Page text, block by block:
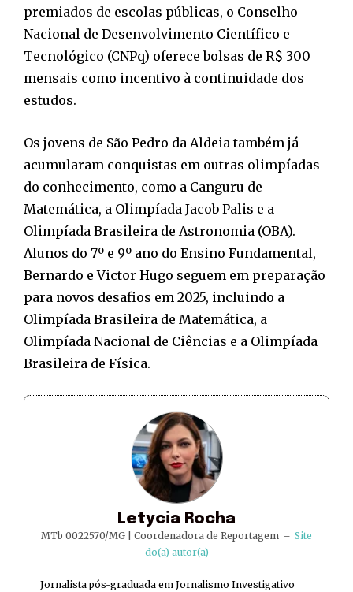
premiados de escolas públicas, o Conselho
Nacional de Desenvolvimento Científico e
Tecnológico (CNPq) oferece bolsas de R$ 300
mensais como incentivo à continuidade dos
estudos.
Os jovens de São Pedro da Aldeia também já
acumularam conquistas em outras olimpíadas
do conhecimento, como a Canguru de
Matemática, a Olimpíada Jacob Palis e a
Olimpíada Brasileira de Astronomia (OBA).
Alunos do 7º e 9º ano do Ensino Fundamental,
Bernardo e Victor Hugo seguem em preparação
para novos desafios em 2025, incluindo a
Olimpíada Brasileira de Matemática, a
Olimpíada Nacional de Ciências e a Olimpíada
Brasileira de Física.
Letycia Rocha
MTb 0022570/MG | Coordenadora de Reportagem – Site
do(a) autor(a)
Jornalista pós-graduada em Jornalismo Investigativo